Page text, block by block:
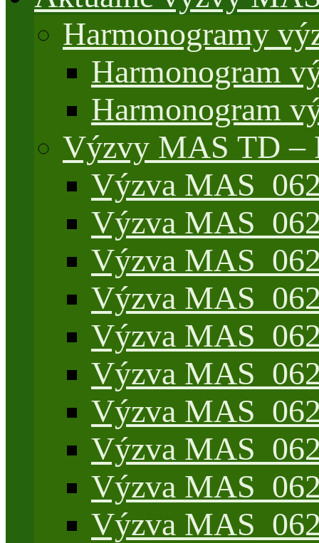
Harmonogramy
Harmonogram
Harmonogram
Výzvy MAS TD –
Výzva
Výzva
Výzva
Výzva
Výzva
Výzva
Výzva
Výzva
Výzva
Výzva